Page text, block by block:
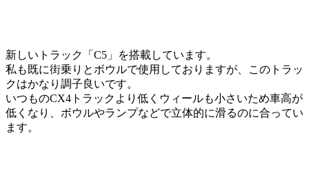
新しいトラック「C5」を搭載しています。
私も既に街乗りとボウルで使用しておりますが、このトラッ
クはかなり調子良いです。
いつものCX4トラックより低くウィールも小さいため車高が
低くなり、ボウルやランプなどで立体的に滑るのに合ってい
ます。